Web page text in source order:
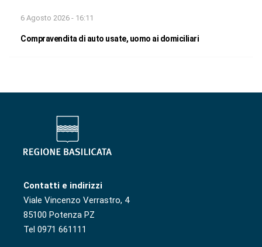
6 Agosto 2026 - 16:11
Compravendita di auto usate, uomo ai domiciliari
Contatti e indirizzi
Viale Vincenzo Verrastro, 4
85100 Potenza PZ
Tel 0971 661111